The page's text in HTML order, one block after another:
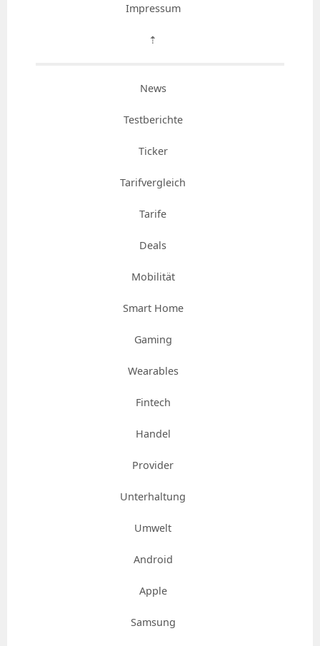
Impressum
⇡
News
Testberichte
Ticker
Tarifvergleich
Tarife
Deals
Mobilität
Smart Home
Gaming
Wearables
Fintech
Handel
Provider
Unterhaltung
Umwelt
Android
Apple
Samsung